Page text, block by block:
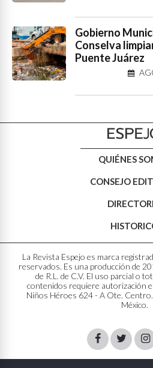
Gobierno
Conselva
Puente Juárez
QUIÉNES
CONSEJO
La Revista Espejo es marca
reservados. Es una producción de
de R.L. de C.V. El uso parcial o
contenidos requiere autorización
Niños Héroes 624 - A Ote.
México.
FacebookTwitter